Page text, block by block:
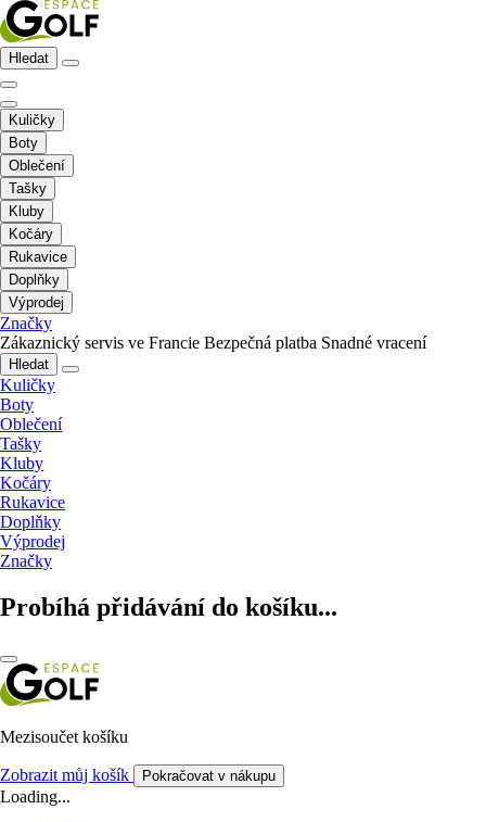
Hledat
Kuličky
Boty
Oblečení
Tašky
Kluby
Kočáry
Rukavice
Doplňky
Výprodej
Značky
Zákaznický servis ve Francie Bezpečná platba Snadné vracení
Hledat
Kuličky
Boty
Oblečení
Tašky
Kluby
Kočáry
Rukavice
Doplňky
Výprodej
Značky
Probíhá přidávání do košíku...
Mezisoučet košíku
Zobrazit můj košík Pokračovat v nákupu
Loading...